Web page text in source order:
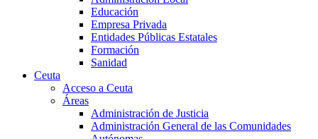
Educación
Empresa Privada
Entidades Públicas Estatales
Formación
Sanidad
Ceuta
Acceso a Ceuta
Áreas
Administración de Justicia
Administración General de las Comunidades